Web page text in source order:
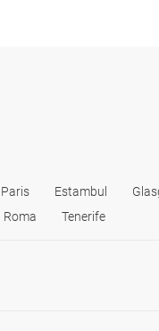
Estambul
Roma Tenerife